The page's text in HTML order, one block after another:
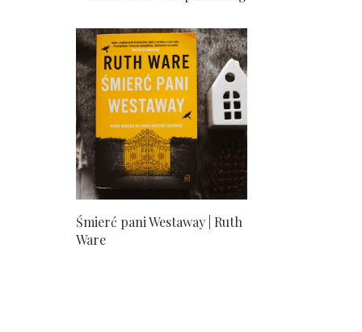
Śmierć pani Westaway | Ruth
Ware